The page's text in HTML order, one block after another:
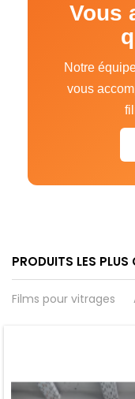
Vous
Notre
vous
PRODUITS LES PLUS
Films pour vitrages